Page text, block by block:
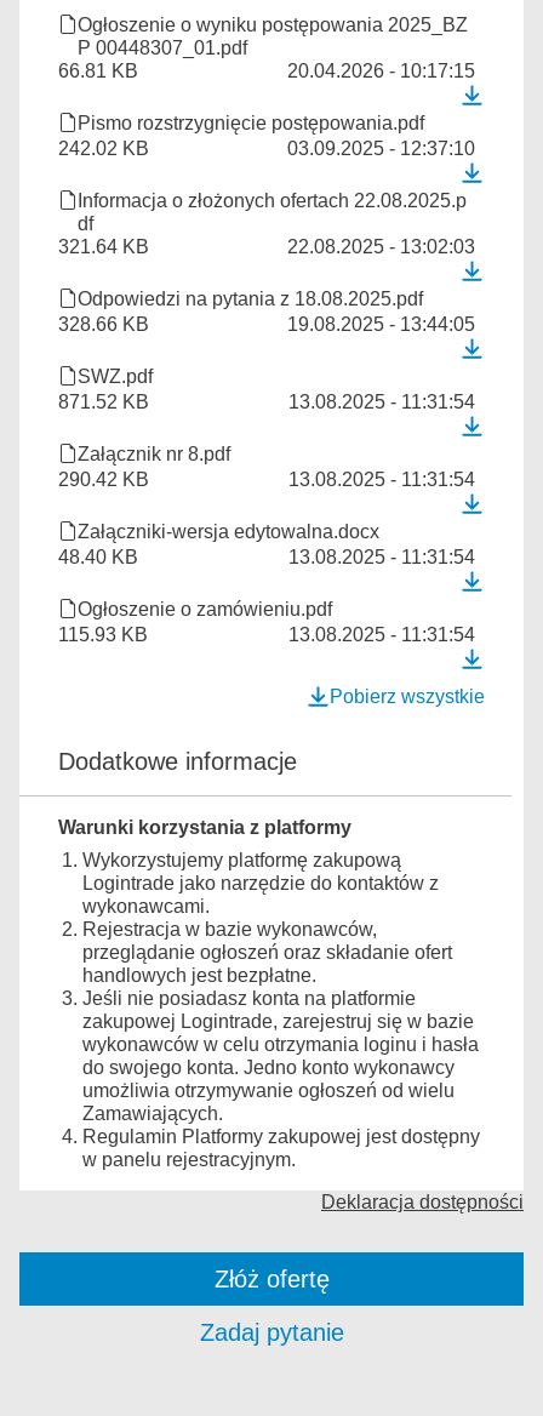
Ogłoszenie o wyniku postępowania 2025_BZ
P 00448307_01.pdf
66.81 KB
20.04.2026 - 10:17:15
Pismo rozstrzygnięcie postępowania.pdf
242.02 KB
03.09.2025 - 12:37:10
Informacja o złożonych ofertach 22.08.2025.p
df
321.64 KB
22.08.2025 - 13:02:03
Odpowiedzi na pytania z 18.08.2025.pdf
328.66 KB
19.08.2025 - 13:44:05
SWZ.pdf
871.52 KB
13.08.2025 - 11:31:54
Załącznik nr 8.pdf
290.42 KB
13.08.2025 - 11:31:54
Załączniki-wersja edytowalna.docx
48.40 KB
13.08.2025 - 11:31:54
Ogłoszenie o zamówieniu.pdf
115.93 KB
13.08.2025 - 11:31:54
Pobierz wszystkie
Dodatkowe informacje
Warunki korzystania z platformy
Wykorzystujemy platformę zakupową
Logintrade jako narzędzie do kontaktów z
wykonawcami.
Rejestracja w bazie wykonawców,
przeglądanie ogłoszeń oraz składanie ofert
handlowych jest bezpłatne.
Jeśli nie posiadasz konta na platformie
zakupowej Logintrade, zarejestruj się w bazie
wykonawców w celu otrzymania loginu i hasła
do swojego konta. Jedno konto wykonawcy
umożliwia otrzymywanie ogłoszeń od wielu
Zamawiających.
Regulamin Platformy zakupowej jest dostępny
w panelu rejestracyjnym.
Deklaracja dostępności
Złóż ofertę
Zadaj pytanie